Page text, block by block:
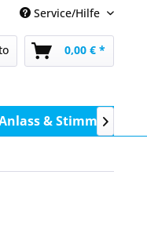
Service/Hilfe
0,00 € *
& Stimmung
